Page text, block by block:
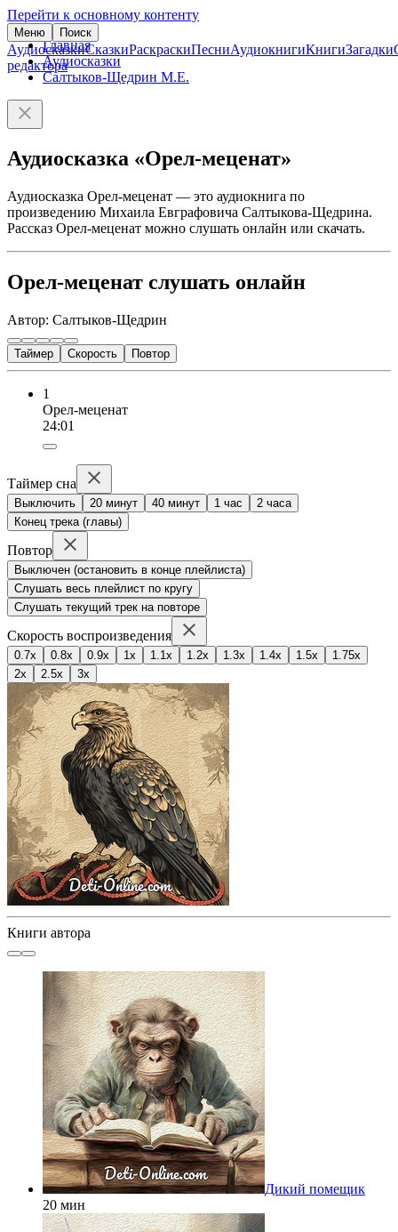
Перейти к основному контенту
Меню Поиск
АудиосказкиСказкиРаскраскиПесниАудиокнигиКнигиЗагадки
редактора
Главная
Аудиосказки
Салтыков-Щедрин М.Е.
Аудиосказка «Орел-меценат»
Аудиосказка Орел-меценат — это аудиокнига по
произведению Михаила Евграфовича Салтыкова-Щедрина.
Рассказ Орел-меценат можно слушать онлайн или скачать.
Орел-меценат слушать онлайн
Автор: Салтыков-Щедрин
Таймер Скорость Повтор
1
Орел-меценат
24:01
Таймер сна
Выключить 20 минут 40 минут 1 час
2 часа
Конец трека (главы)
Повтор
Выключен (остановить в конце плейлиста)
Слушать весь плейлист по кругу
Слушать текущий трек на повторе
Скорость воспроизведения
0.7x 0.8x 0.9x 1x 1.1x 1.2x 1.3x 1.4x 1.5x
1.75x
2x
2.5x 3x
Книги автора
Дикий помещик
20 мин